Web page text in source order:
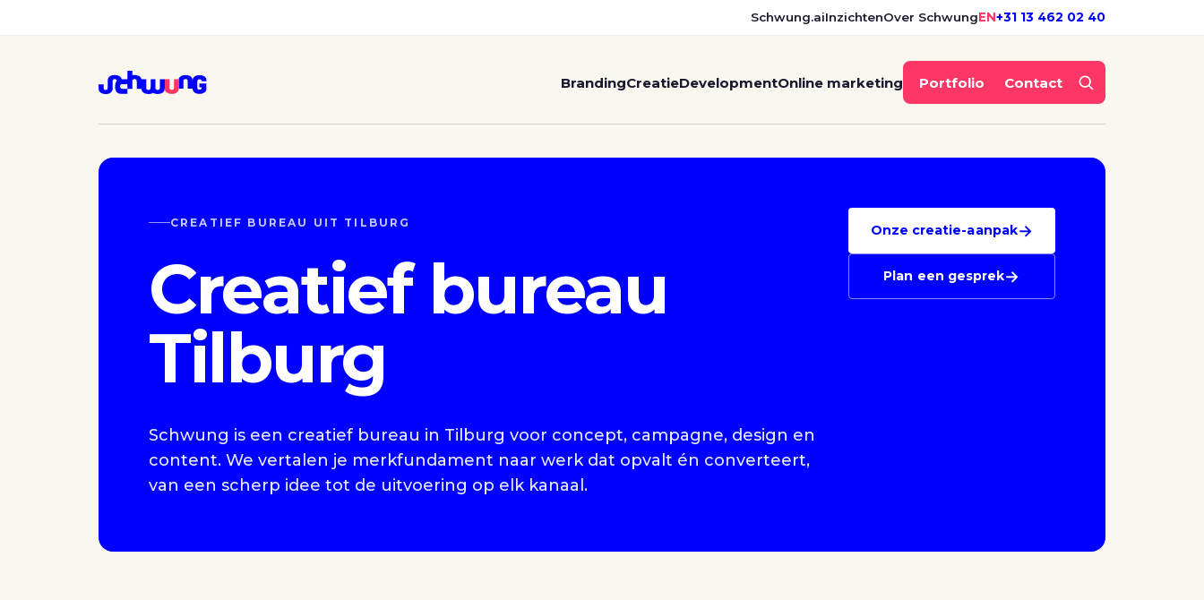
Schwung.aiInzichtenOver SchwungEN+31 13 462 02 40
BrandingCreatieDevelopmentOnline marketing Portfolio Contact
CREATIEF BUREAU UIT TILBURG
Creatief bureau
Tilburg
Onze creatie-aanpak→
Plan een gesprek→
Schwung is een creatief bureau in Tilburg voor concept, campagne, design en
content. We vertalen je merkfundament naar werk dat opvalt én converteert,
van een scherp idee tot de uitvoering op elk kanaal.